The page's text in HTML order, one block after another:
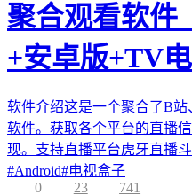
聚合观看软件
+安卓版+TV
软件介绍这是一个聚合了B
软件。获取各个平台的直播
现。支持直播平台虎牙直播
#Android#电视盒子
0
23 741